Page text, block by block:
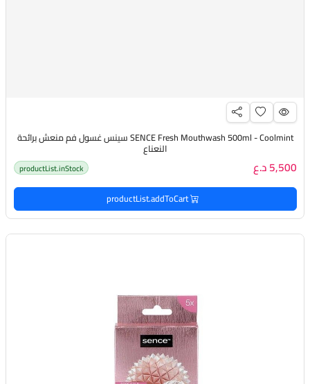
SENCE Fresh Mouthwash 500ml - Coolmint سينس غسول فم منعش برائحة
النعناع
5,500 د.ع productList.inStock
productList.addToCart